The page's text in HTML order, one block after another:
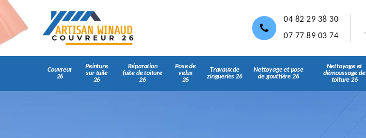
04 82 29 38 30
07 77 89 03 74
Couvreur
26
Peinture
sur tuile
26
Réparation
fuite de toiture
26
Pose de
velux
26
Travaux de
zingueries 26
Nettoyage et pose
de gouttière 26
Nettoyage et
démoussage de
toiture 26